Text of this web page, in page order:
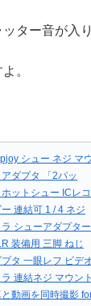
ター音が入り
。
シュー ネジ マ
アダプタ 「2パッ
ホットシュー ICレコ
連結可 1 / 4 ネジ
ラ シューアダプター
装備用 三脚 ねじ
プタ 一眼レフ ビデ
連結ネジ マウント
動画を同時撮影